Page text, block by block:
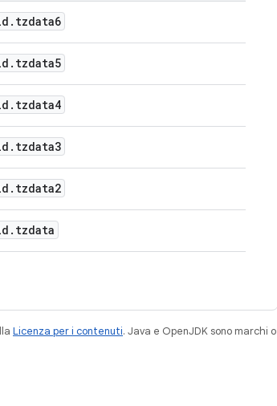
. tzdata6
. tzdata5
. tzdata4
. tzdata3
. tzdata2
. tzdata
Licenza per i contenuti. Java e OpenJDK sono marchi o